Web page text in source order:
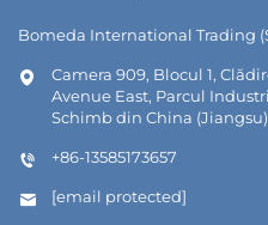
Bomeda International Trading
Camera 909, Blocul 1,
Avenue East, Parcul
Schimb din China
+86-13585173657
[email protected]